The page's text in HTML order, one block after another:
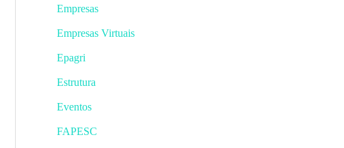
Empresas
Empresas Virtuais
Epagri
Estrutura
Eventos
FAPESC